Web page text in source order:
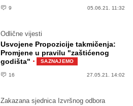
9 05.06.21. 11:32
Odlične vijesti
Usvojene Propozicije takmičenja:
Promjene u pravilu "zaštićenog
godišta" · SAZNAJEMO
16 27.05.21. 14:02
Zakazana sjednica Izvršnog odbora